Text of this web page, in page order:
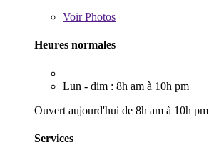
VoirPhotos
Heures normales
Lun - dim : 8h am à 10h pm
Ouvert aujourd'hui de 8h am à 10h pm
Services